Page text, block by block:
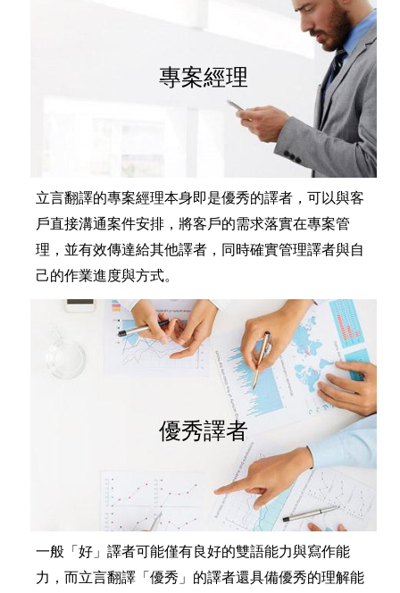
專案經理
立言翻譯的專案經理本身即是優秀的譯者，可以與客
戶直接溝通案件安排，將客戶的需求落實在專案管
理，並有效傳達給其他譯者，同時確實管理譯者與自
己的作業進度與方式。
優秀譯者
一般「好」譯者可能僅有良好的雙語能力與寫作能
力，而立言翻譯「優秀」的譯者還具備優秀的理解能